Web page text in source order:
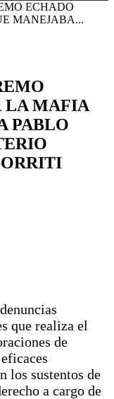
ECHADO
MANEJABA...
LA MAFIA
PABLO
que realiza el
de
los sustentos de
a cargo de